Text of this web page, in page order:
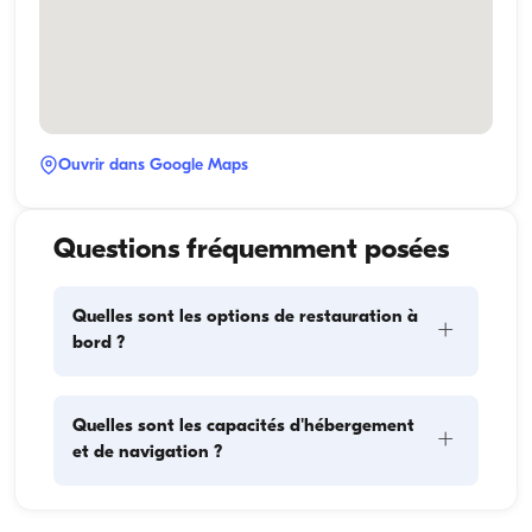
Ouvrir dans Google Maps
Questions fréquemment posées
Quelles sont les options de restauration à
bord ?
+
éléments principaux : l'approvisionnement et la
préparation des repas. Pour l'approvisionnement, les
Quelles sont les capacités d'hébergement
et de navigation ?
+